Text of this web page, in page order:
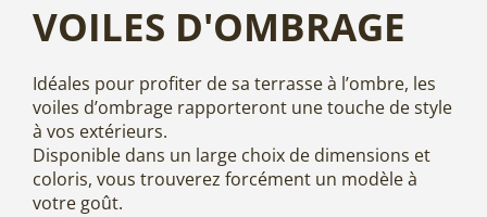
VOILES D'OMBRAGE
Idéales pour profiter de sa terrasse à l’ombre, les
voiles d’ombrage rapporteront une touche de style
à vos extérieurs.
Disponible dans un large choix de dimensions et
coloris, vous trouverez forcément un modèle à
votre goût.